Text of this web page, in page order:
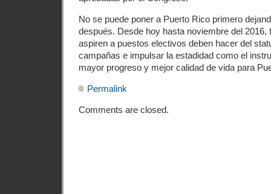
No se puede poner a Puerto Rico primero
después. Desde hoy hasta noviembre del 2016,
aspiren a puestos electivos deben hacer del
campañas e impulsar la estadidad como el
mayor progreso y mejor calidad de vida para
Permalink
Comments are closed.